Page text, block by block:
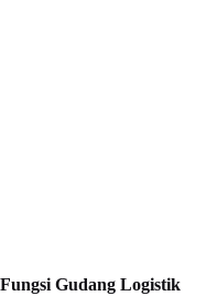
Fungsi Gudang Logistik